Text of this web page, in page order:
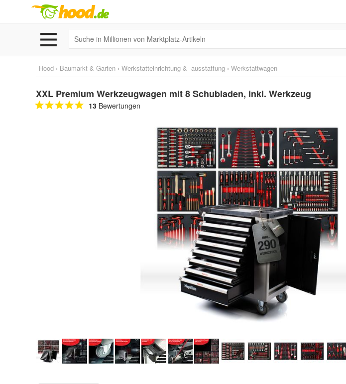
Hood › Baumarkt & Garten › Werkstatteinrichtung & -ausstattung › Werkstattwagen
XXL Premium Werkzeugwagen mit 8 Schubladen, inkl. Werkzeug
13 Bewertungen